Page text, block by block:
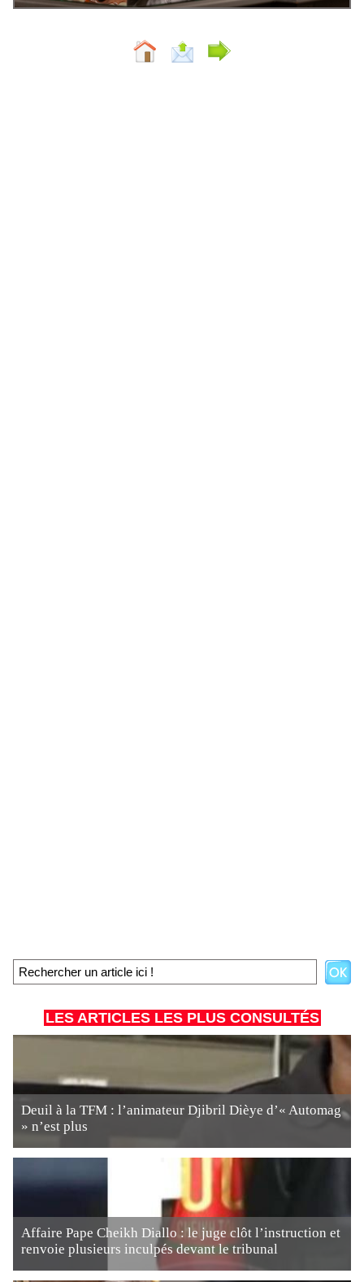
LES ARTICLES LES PLUS CONSULTÉS
Deuil à la TFM : l’animateur Djibril Dièye d’« Automag
» n’est plus
Affaire Pape Cheikh Diallo : le juge clôt l’instruction et
renvoie plusieurs inculpés devant le tribunal